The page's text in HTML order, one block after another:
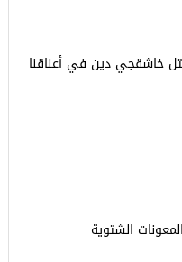
خاشقجي دين في أعناقنا
الشتوية